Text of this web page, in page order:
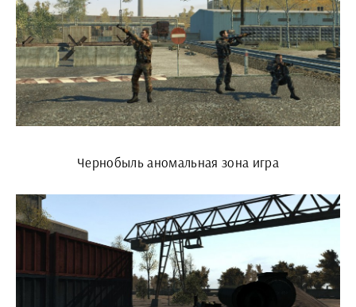
Чернобыль аномальная зона игра